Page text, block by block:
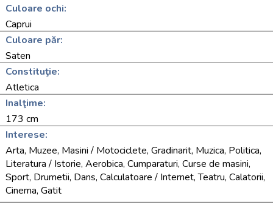
Culoare ochi:
Caprui
Culoare păr:
Saten
Constituţie:
Atletica
Inalţime:
173 cm
Interese:
Arta, Muzee, Masini / Motociclete, Gradinarit, Muzica, Politica,
Literatura / Istorie, Aerobica, Cumparaturi, Curse de masini,
Sport, Drumetii, Dans, Calculatoare / Internet, Teatru, Calatorii,
Cinema, Gatit